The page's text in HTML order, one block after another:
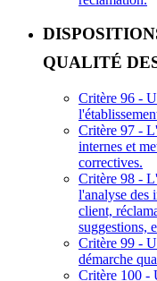
QUALITÉ
Critère 96 -
Critère 97 -
internes et
correctives.
Critère 98 -
l'analyse des
client,
suggestions,
Critère 99 -
démarche
Critère 100 -